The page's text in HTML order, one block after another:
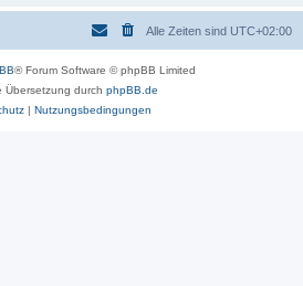
Alle Zeiten sind UTC+02:00
® Forum Software © phpBB Limited
Übersetzung durch phpBB.de
| Nutzungsbedingungen